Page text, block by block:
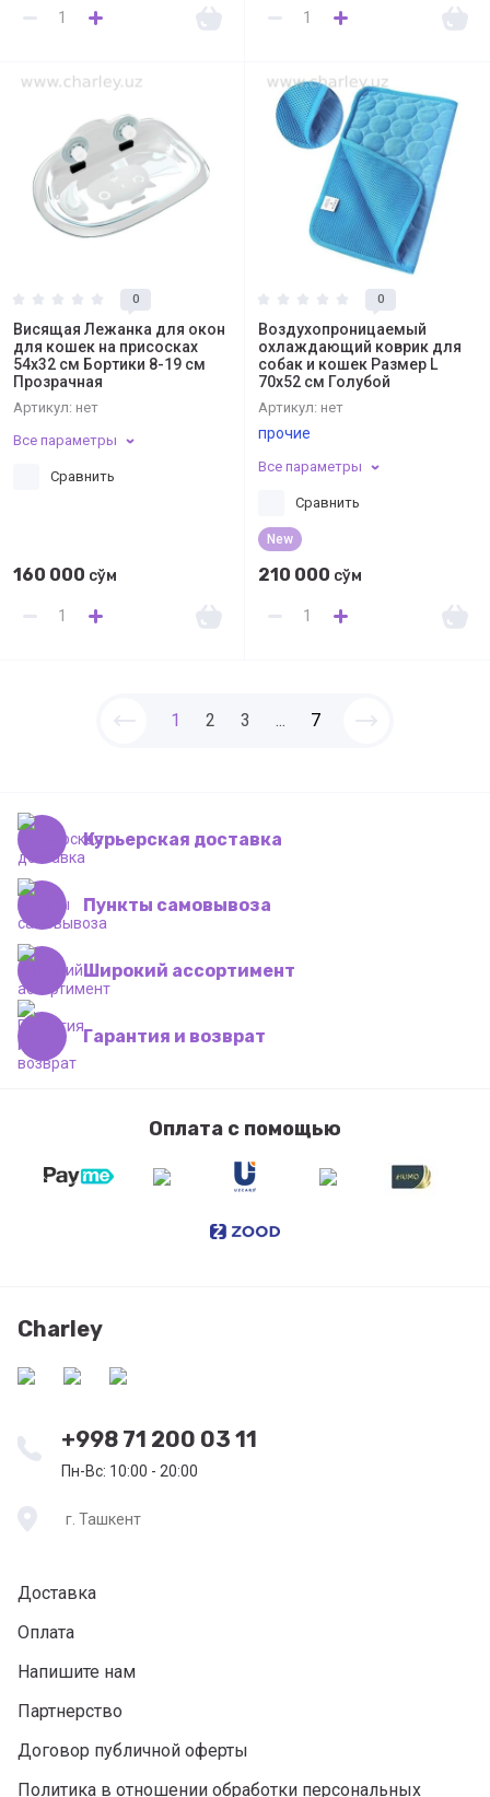
0
Висящая Лежанка для окон
для кошек на присосках
54x32 см Бортики 8-19 см
Прозрачная
Артикул: нет
Все параметры
Сравнить
160 000 сўм
0
Воздухопроницаемый
охлаждающий коврик для
собак и кошек Размер L
70х52 см Голубой
Артикул: нет
прочие
Все параметры
Сравнить
New
210 000 сўм
1 2 3 ... 7
Курьерская доставка
Пункты самовывоза
Широкий ассортимент
Гарантия и возврат
Оплата с помощью
Charley
+998 71 200 03 11
Пн-Вс: 10:00 - 20:00
г. Ташкент
Доставка
Оплата
Напишите нам
Партнерство
Договор публичной оферты
Политика в отношении обработки персональных